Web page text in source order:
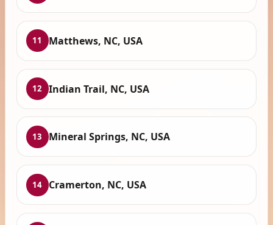
11 Matthews, NC, USA
12 Indian Trail, NC, USA
13 Mineral Springs, NC, USA
14 Cramerton, NC, USA